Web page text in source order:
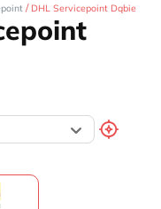
/ DHL Servicepoint Dąbie